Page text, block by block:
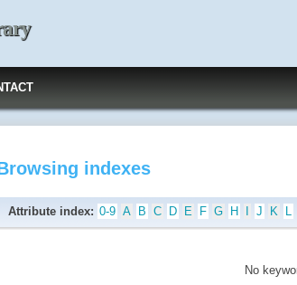
indexes
Attribute index: 0-9 A B C D E F G H J K L
No